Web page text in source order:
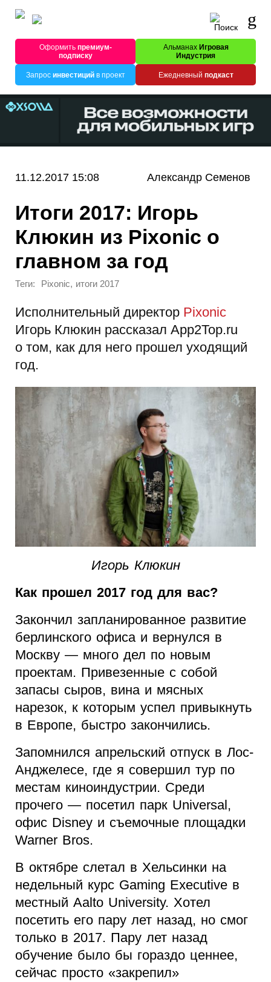
Оформитьпремиум-
подписку
Альманах Игровая
Индустрия
Запрос инвестицийв проект Ежедневный подкаст
11.12.2017 15:08 Александр Семенов
Итоги 2017: Игорь
Клюкин из Pixonic о
главном за год
Теги: Pixonic, итоги 2017
Исполнительный директор Pixonic
Игорь Клюкин рассказал App2Top.ru
о том, как для него прошел уходящий
год.
Игорь Клюкин
Как прошел 2017 год для вас?
Закончил запланированное развитие
берлинского офиса и вернулся в
Москву — много дел по новым
проектам. Привезенные с собой
запасы сыров, вина и мясных
нарезок, к которым успел привыкнуть
в Европе, быстро закончились.
Запомнился апрельский отпуск в Лос-
Анджелесе, где я совершил тур по
местам киноиндустрии. Среди
прочего — посетил парк Universal,
офис Disney и съемочные площадки
Warner Bros.
В октябре слетал в Хельсинки на
недельный курс Gaming Executive в
местный Aalto University. Хотел
посетить его пару лет назад, но смог
только в 2017. Пару лет назад
обучение было бы гораздо ценнее,
сейчас просто «закрепил»